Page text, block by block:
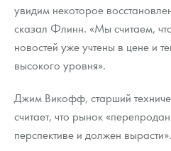
увидим некоторое
сказал Флинн. «Мы считаем,
новостей уже учтены в цене и
высокого уровня».
Джим Викофф, старший
считает, что рынок
перспективе и должен вырасти».